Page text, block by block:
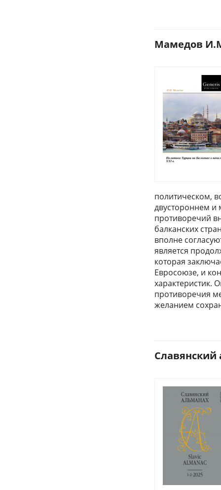
Мамедов
политическом,
двустороннем и
противоречий
балканских
вполне
является
которая
Евросоюзе, и
характеристик.
противоречия
желанием
Славянский